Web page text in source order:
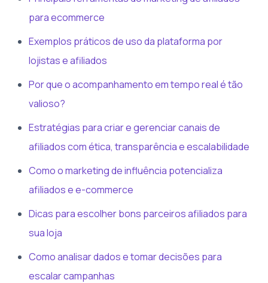
para ecommerce
Exemplos práticos de uso da plataforma por
lojistas e afiliados
Por que o acompanhamento em tempo real é tão
valioso?
Estratégias para criar e gerenciar canais de
afiliados com ética, transparência e escalabilidade
Como o marketing de influência potencializa
afiliados e e-commerce
Dicas para escolher bons parceiros afiliados para
sua loja
Como analisar dados e tomar decisões para
escalar campanhas